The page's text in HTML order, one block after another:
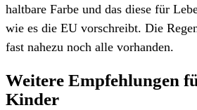
haltbare Farbe und das diese für
wie es die EU vorschreibt. Die
fast nahezu noch alle vorhanden.
Weitere Empfehlungen
Kinder